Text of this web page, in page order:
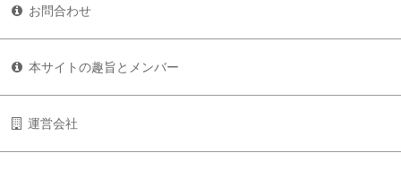
お問合わせ
本サイトの趣旨とメンバー
運営会社